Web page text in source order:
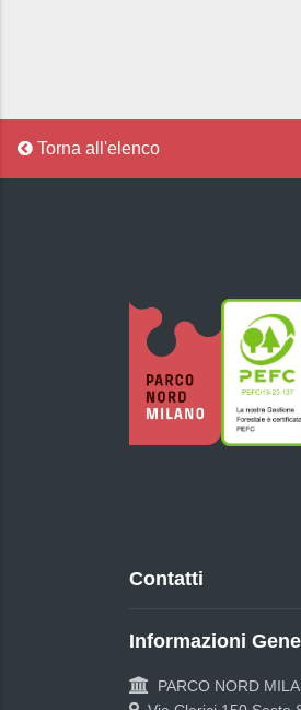
Torna all'elenco
Contatti
Informazioni
PARCO NORD